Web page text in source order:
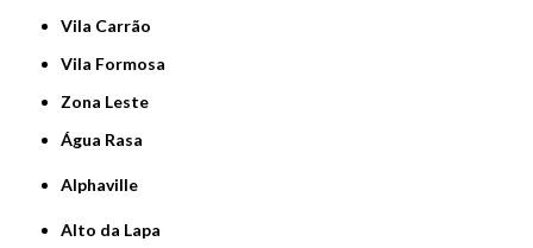
Vila Carrão
Vila Formosa
Zona Leste
Água Rasa
Alphaville
Alto da Lapa